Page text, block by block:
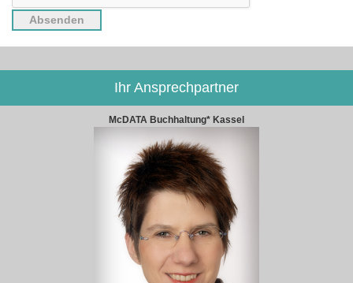
Ihr Ansprechpartner
McDATA Buchhaltung* Kassel